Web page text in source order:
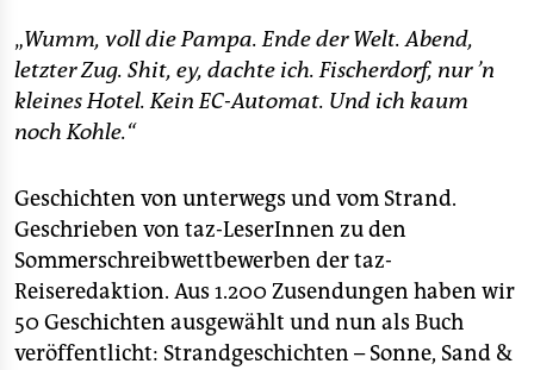
verlag
verlag
veranstaltungen
fragen & hilfe
unterstützen
genossenschaft
„Wumm, voll die Pampa. Ende der Welt. Abend,
letzter Zug. Shit, ey, dachte ich. Fischerdorf, nur ’n
kleines Hotel. Kein EC-Automat. Und ich kaum
noch Kohle.“
Geschichten von unterwegs und vom Strand.
Geschrieben von taz-LeserInnen zu den
Sommerschreibwettbewerben der taz-
Reiseredaktion. Aus 1.200 Zusendungen haben wir
50 Geschichten ausgewählt und nun als Buch
veröffentlicht: Strandgeschichten – Sonne, Sand &